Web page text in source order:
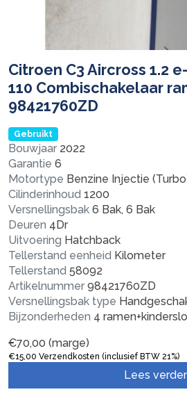
Citroen C3 Aircross 1.2
110 Combischakelaar
98421760ZD
Gebruikt
Bouwjaar 2022
Garantie 6
Motortype Benzine Injectie
Cilinderinhoud 1200
Versnellingsbak 6 Bak, 6 Bak
Deuren 4Dr
Uitvoering Hatchback
Tellerstand eenheid Kilometer
Tellerstand 58092
Artikelnummer 98421760ZD
Versnellingsbak type
Bijzonderheden 4
€70,00 (marge)
€15,00 Verzendkosten (inclusief BTW 21%)
Lees verder